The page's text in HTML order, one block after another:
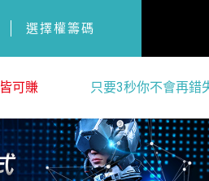
選擇權籌碼
可賺 只要3秒你不會再錯